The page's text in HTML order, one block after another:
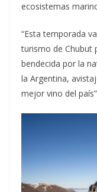
ecosistemas
“Esta temporada
turismo de Chubut
bendecida por la
la Argentina,
mejor vino del